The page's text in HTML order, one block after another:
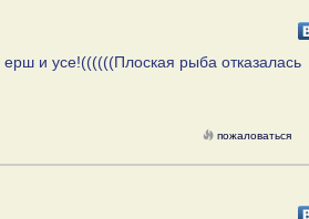
и усе!((((((Плоская рыба отказалась
пожаловаться